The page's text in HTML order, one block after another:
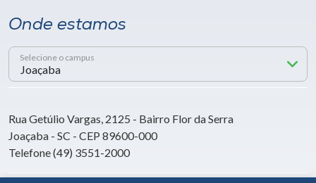
Onde estamos
Selecione o campus
Rua Getúlio Vargas, 2125 - Bairro Flor da Serra
Joaçaba - SC - CEP 89600-000
Telefone (49) 3551-2000